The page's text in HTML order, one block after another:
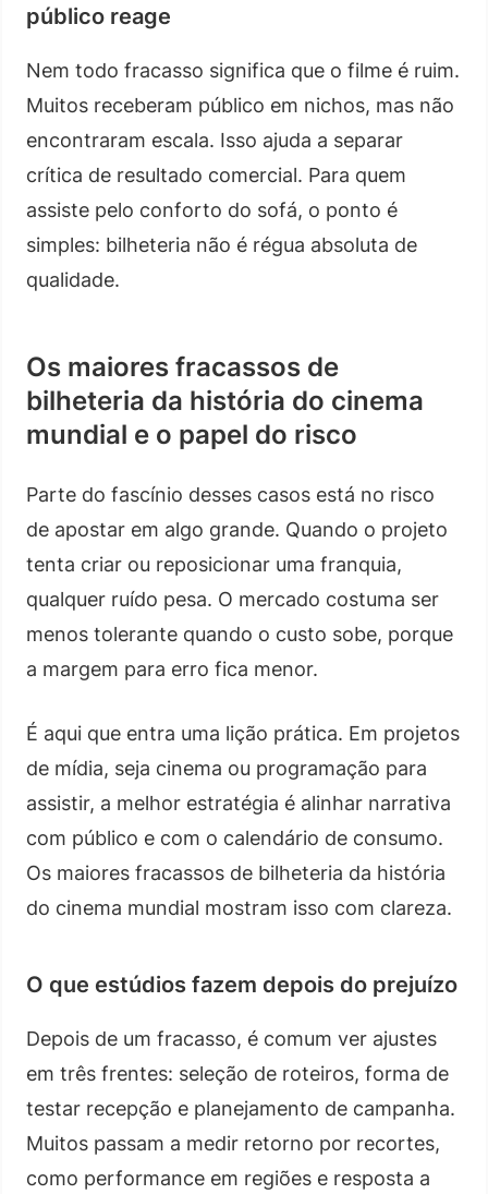
público reage
Nem todo fracasso significa que o filme é ruim.
Muitos receberam público em nichos, mas não
encontraram escala. Isso ajuda a separar
crítica de resultado comercial. Para quem
assiste pelo conforto do sofá, o ponto é
simples: bilheteria não é régua absoluta de
qualidade.
Os maiores fracassos de
bilheteria da história do cinema
mundial e o papel do risco
Parte do fascínio desses casos está no risco
de apostar em algo grande. Quando o projeto
tenta criar ou reposicionar uma franquia,
qualquer ruído pesa. O mercado costuma ser
menos tolerante quando o custo sobe, porque
a margem para erro fica menor.
É aqui que entra uma lição prática. Em projetos
de mídia, seja cinema ou programação para
assistir, a melhor estratégia é alinhar narrativa
com público e com o calendário de consumo.
Os maiores fracassos de bilheteria da história
do cinema mundial mostram isso com clareza.
O que estúdios fazem depois do prejuízo
Depois de um fracasso, é comum ver ajustes
em três frentes: seleção de roteiros, forma de
testar recepção e planejamento de campanha.
Muitos passam a medir retorno por recortes,
como performance em regiões e resposta a